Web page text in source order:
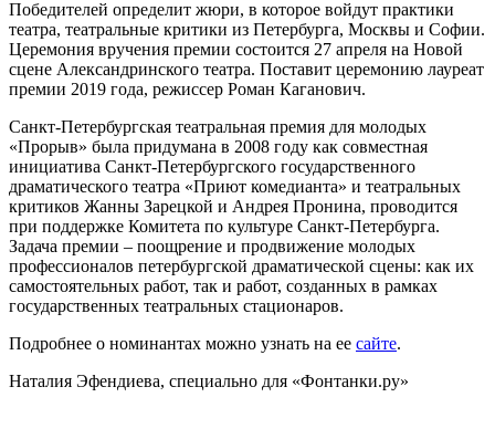
Победителей определит жюри, в которое войдут практики
театра, театральные критики из Петербурга, Москвы и Софии.
Церемония вручения премии состоится 27 апреля на Новой
сцене Александринского театра. Поставит церемонию лауреат
премии 2019 года, режиссер Роман Каганович.
Санкт-Петербургская театральная премия для молодых
«Прорыв» была придумана в 2008 году как совместная
инициатива Санкт-Петербургского государственного
драматического театра «Приют комедианта» и театральных
критиков Жанны Зарецкой и Андрея Пронина, проводится
при поддержке Комитета по культуре Санкт-Петербурга.
Задача премии – поощрение и продвижение молодых
профессионалов петербургской драматической сцены: как их
самостоятельных работ, так и работ, созданных в рамках
государственных театральных стационаров.
Подробнее о номинантах можно узнать на ее сайте.
Наталия Эфендиева, специально для «Фонтанки.ру»